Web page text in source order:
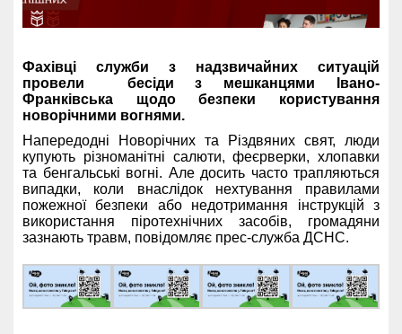
Фахівці служби з надзвичайних ситуацій
провели бесіди з мешканцями Івано-
Франківська щодо безпеки користування
новорічними вогнями.
Напередодні Новорічних та Різдвяних свят, люди
купують різноманітні салюти, феєрверки, хлопавки
та бенгальські вогні. Але досить часто трапляються
випадки, коли внаслідок нехтування правилами
пожежної безпеки або недотримання інструкцій з
використання піротехнічних засобів, громадяни
зазнають травм, повідомляє прес-служба ДСНС.